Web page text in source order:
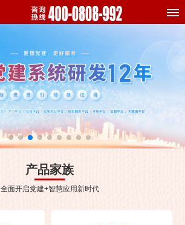
产品家族
全面开启党建+智慧应用新时代